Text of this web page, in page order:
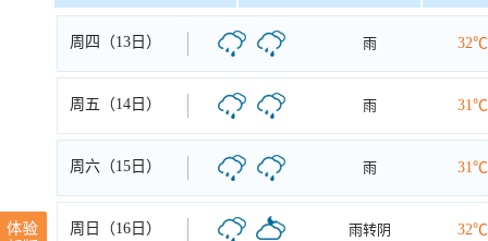
周四（13日） 雨 32℃
周五（14日） 雨 31℃
周六（15日） 雨 31℃
周日（16日） 雨转阴 32℃